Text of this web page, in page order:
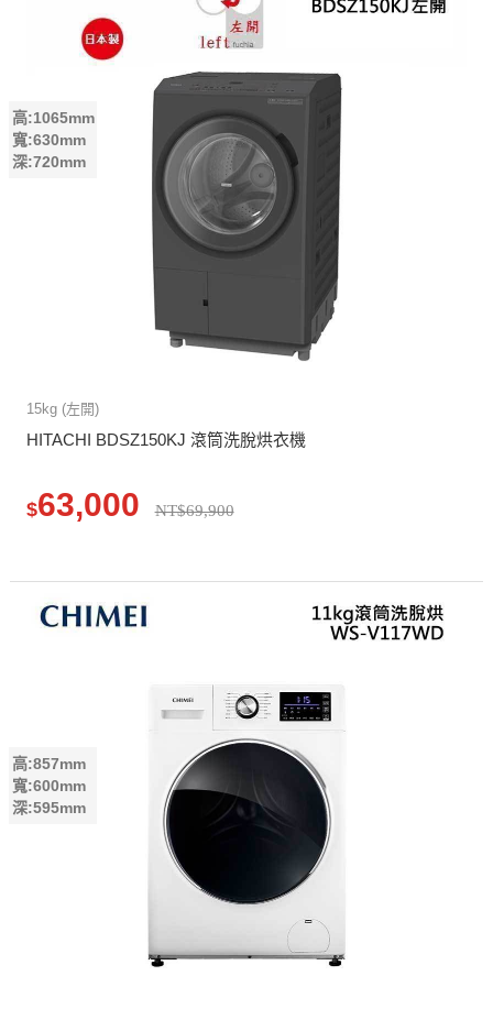
高:1065mm
寬:630mm
深:720mm
15kg (左開)
HITACHI BDSZ150KJ 滾筒洗脫烘衣機
$63,000 NT$69,900
高:857mm
寬:600mm
深:595mm